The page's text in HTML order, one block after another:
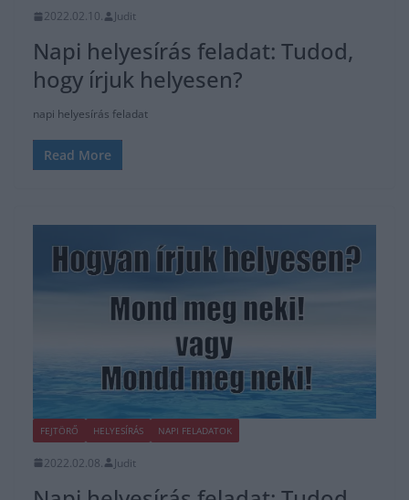
2022.02.10. Judit
Napi helyesírás feladat: Tudod,
hogy írjuk helyesen?
napi helyesírás feladat
Read More
FEJTÖRŐ HELYESÍRÁS NAPI FELADATOK
2022.02.08. Judit